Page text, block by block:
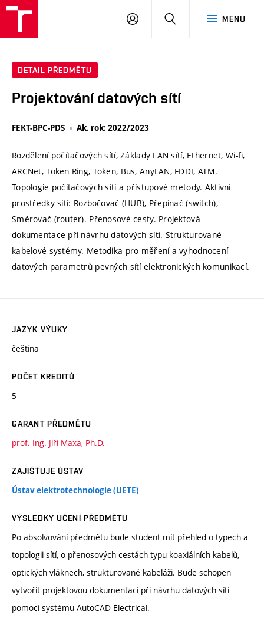
MENU
PŘIHLÁSIT
DETAIL PŘEDMĚTU
Projektování datových sítí
FEKT-BPC-PDS Ak. rok: 2022/2023
Rozdělení počítačových sítí, Základy LAN sítí, Ethernet, Wi-fi,
ARCNet, Token Ring, Token, Bus, AnyLAN, FDDI, ATM.
Topologie počítačových sítí a přístupové metody. Aktivní
prostředky sítí: Rozbočovač (HUB), Přepínač (switch),
Směrovač (router). Přenosové cesty. Projektová
dokumentace při návrhu datových sítí. Strukturované
kabelové systémy. Metodika pro měření a vyhodnocení
datových parametrů pevných sítí elektronických komunikací.
JAZYK VÝUKY
čeština
POČET KREDITŮ
5
GARANT PŘEDMĚTU
prof. Ing. Jiří Maxa, Ph.D.
ZAJIŠŤUJE ÚSTAV
Ústav elektrotechnologie (UETE)
VÝSLEDKY UČENÍ PŘEDMĚTU
Po absolvování předmětu bude student mít přehled o typech a
topologii sítí, o přenosových cestách typu koaxiálních kabelů,
optických vláknech, strukturované kabeláži. Bude schopen
vytvořit projektovou dokumentací při návrhu datových sítí
pomocí systému AutoCAD Electrical.